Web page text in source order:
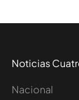
Noticias
Nacional